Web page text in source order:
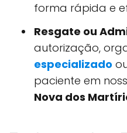
forma rápida e
Resgate ou
autorização,
especializado
paciente em
Nova dos